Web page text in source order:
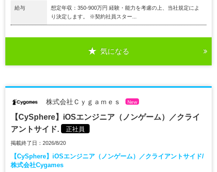
給与
想定年収：350-900万円 経験・能力を考慮の上、当社規定によ
り決定します。 ※契約社員スター...
気になる
株式会社Ｃｙｇａｍｅｓ New
【CySphere】iOSエンジニア（ノンゲーム）／クライ
アントサイド.
正社員
掲載終了日：2026/8/20
【CySphere】iOSエンジニア（ノンゲーム）／クライアントサイド/
株式会社Cygames